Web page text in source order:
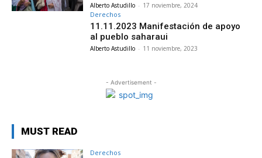
Alberto Astudillo - 17 noviembre, 2024
Derechos
11.11.2023 Manifestación de apoyo
al pueblo saharaui
Alberto Astudillo - 11 noviembre, 2023
- Advertisement -
MUST READ
Derechos